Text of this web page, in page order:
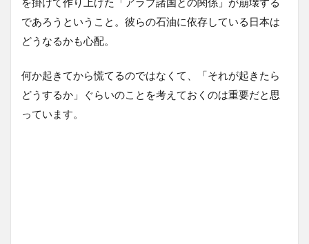
であろうということ。彼らの石油に依存している日本は
どうなるかも心配。
何か起きてから慌てるのではなくて、「それが起きたら
どうするか」ぐらいのことを考えておくのは重要だと思
っています。